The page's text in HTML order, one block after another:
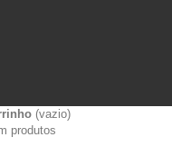
(vazio)
produtos